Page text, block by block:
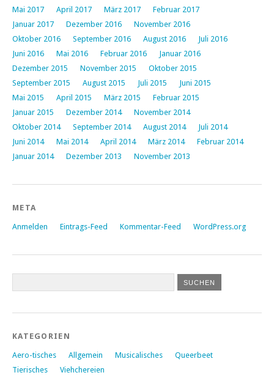
Mai 2017
April 2017 März 2017
Februar 2017
Januar 2017
Dezember 2016
November 2016
Oktober 2016
September 2016 August 2016
Juli 2016
Juni 2016
Mai 2016 Februar 2016
Januar 2016
Dezember 2015
November 2015
Oktober 2015
September 2015
August 2015 Juli 2015
Juni 2015
Mai 2015
April 2015 März 2015
Februar 2015
Januar 2015
Dezember 2014
November 2014
Oktober 2014
September 2014 August 2014
Juli 2014
Juni 2014
Mai 2014 April 2014 März 2014
Februar 2014
Januar 2014
Dezember 2013 November 2013
META
Anmelden Eintrags-Feed Kommentar-Feed WordPress.org
KATEGORIEN
Aero-tisches Allgemein Musicalisches
Queerbeet
Tierisches
Viehchereien